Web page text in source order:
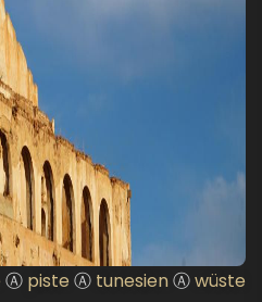
Ⓐ piste Ⓐ tunesienⒶwüste